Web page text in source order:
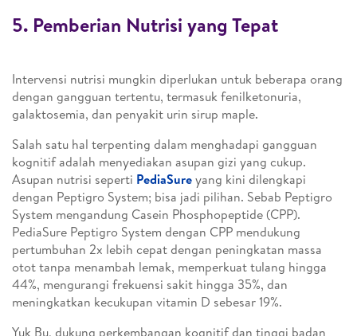
5. Pemberian Nutrisi yang Tepat
Intervensi nutrisi mungkin diperlukan untuk beberapa orang
dengan gangguan tertentu, termasuk fenilketonuria,
galaktosemia, dan penyakit urin sirup maple.
Salah satu hal terpenting dalam menghadapi gangguan
kognitif adalah menyediakan asupan gizi yang cukup.
Asupan nutrisi seperti PediaSureyang kini dilengkapi
dengan Peptigro System; bisa jadi pilihan. Sebab Peptigro
System mengandung Casein Phosphopeptide (CPP).
PediaSure Peptigro System dengan CPP mendukung
pertumbuhan 2x lebih cepat dengan peningkatan massa
otot tanpa menambah lemak, memperkuat tulang hingga
44%, mengurangi frekuensi sakit hingga 35%, dan
meningkatkan kecukupan vitamin D sebesar 19%.
Yuk Bu, dukung perkembangan kognitif dan tinggi badan